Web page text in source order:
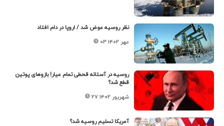
نظر روسیه عوض شد / اروپا در دام افتاد
۰۳ مهر ۱۴۰۲
روسیه در آستانه قحطی تمام عیار! بازوهای پوتین
قطع شد؟
۲۷ شهریور ۱۴۰۲
آمریکا تسلیم روسیه شد؟